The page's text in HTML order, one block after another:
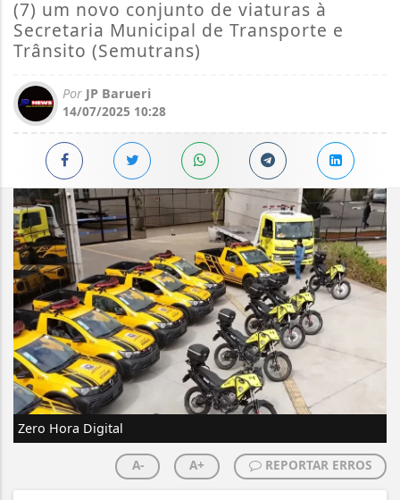
(7) um novo conjunto de viaturas à
Secretaria Municipal de Transporte e
Trânsito (Semutrans)
Por JP Barueri
14/07/2025 10:28
Zero Hora Digital
A- A+ REPORTAR ERROS